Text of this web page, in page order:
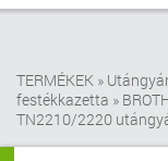
TERMÉKEK »
festékkazetta »
TN2210/2220